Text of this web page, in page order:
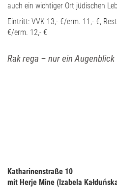
auch ein wichtiger Ort jüdischen
Eintritt: VVK 13,- €/erm. 11,- €,
€/erm. 12,- €
Rak rega – nur ein Augenblick
Katharinenstraße 10
mit Herje Mine (Izabela